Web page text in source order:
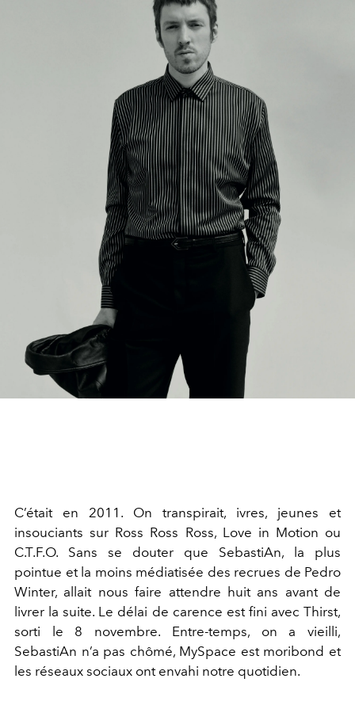
C’était en 2011. On transpirait, ivres, jeunes et
insouciants sur Ross Ross Ross, Love in Motion ou
C.T.F.O. Sans se douter que SebastiAn, la plus
pointue et la moins médiatisée des recrues de Pedro
Winter, allait nous faire attendre huit ans avant de
livrer la suite. Le délai de carence est fini avec Thirst,
sorti le 8 novembre. Entre-temps, on a vieilli,
SebastiAn n’a pas chômé, MySpace est moribond et
les réseaux sociaux ont envahi notre quotidien.